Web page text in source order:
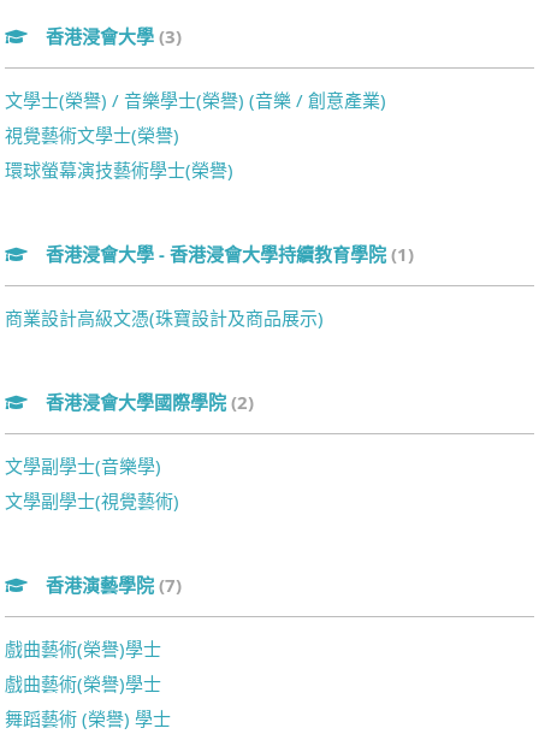
香港浸會大學 (3)
文學士(榮譽) / 音樂學士(榮譽) (音樂 / 創意產業)
視覺藝術文學士(榮譽)
環球螢幕演技藝術學士(榮譽)
香港浸會大學 - 香港浸會大學持續教育學院 (1)
商業設計高級文憑(珠寶設計及商品展示)
香港浸會大學國際學院 (2)
文學副學士(音樂學)
文學副學士(視覺藝術)
香港演藝學院 (7)
戲曲藝術(榮譽)學士
戲曲藝術(榮譽)學士
舞蹈藝術 (榮譽) 學士